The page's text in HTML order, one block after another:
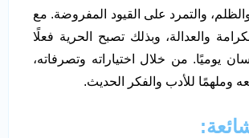
والتمرد على القيود المفروضة. مع
والعدالة، وبذلك تصبح الحرية فعلًا
يوميًا. من خلال اختياراته وتصرفاته،
وملهمًا للأدب والفكر الحديث.